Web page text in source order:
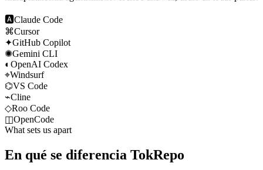
🅰Claude Code
⌘Cursor
✦GitHub Copilot
✺Gemini CLI
◐ OpenAI Codex
⌖Windsurf
⌬VS Code
⌁Cline
◇Roo Code
◫OpenCode
What sets us apart
En qué se diferencia TokRepo